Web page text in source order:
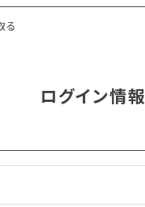
る
ログイン情報